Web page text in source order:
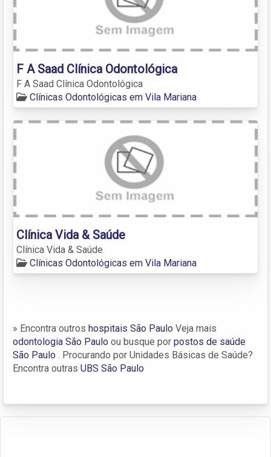
F A Saad Clínica Odontológica
F A Saad Clínica Odontológica
Clínicas Odontológicas em Vila Mariana
Clínica Vida & Saúde
Clínica Vida & Saúde
Clínicas Odontológicas em Vila Mariana
» Encontra outros hospitais São Paulo Veja mais
odontologia São Paulo ou busque por postos de saúde
São Paulo . Procurando por Unidades Básicas de Saúde?
Encontra outras UBS São Paulo